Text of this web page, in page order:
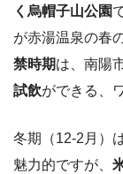
く烏帽子山公園
が赤湯温泉の春
禁時期は、南陽
試飲ができる、
冬期（12-2月）
魅力的ですが、